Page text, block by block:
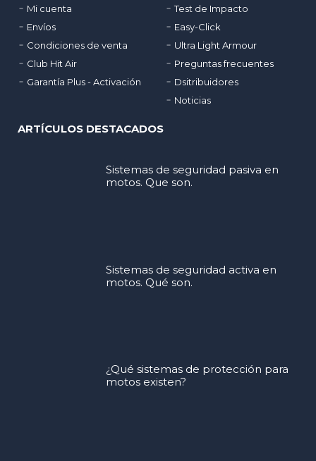
Mi cuenta
Envíos
Condiciones de venta
Club Hit Air
Garantía Plus - Activación
Test de Impacto
Easy-Click
Ultra Light Armour
Preguntas frecuentes
Dsitribuidores
Noticias
ARTÍCULOS DESTACADOS
Sistemas de seguridad pasiva en
motos. Que son.
Sistemas de seguridad activa en
motos. Qué son.
¿Qué sistemas de protección para
motos existen?